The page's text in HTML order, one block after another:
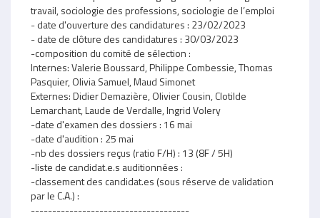
travail, sociologie des professions, sociologie de l’emploi
- date d'ouverture des candidatures : 23/02/2023
- date de clôture des candidatures : 30/03/2023
-composition du comité de sélection :
Internes: Valerie Boussard, Philippe Combessie, Thomas
Pasquier, Olivia Samuel, Maud Simonet
Externes: Didier Demazière, Olivier Cousin, Clotilde
Lemarchant, Laude de Verdalle, Ingrid Volery
-date d'examen des dossiers : 16 mai
-date d'audition : 25 mai
-nb des dossiers reçus (ratio F/H) : 13 (8F / 5H)
-liste de candidat.e.s auditionnées :
-classement des candidat.es (sous réserve de validation
par le C.A.) :
-------------------------------------